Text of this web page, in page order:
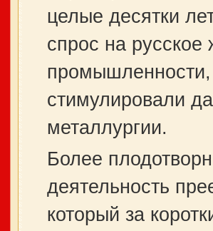
целые десятки
спрос на русское
стимулировали
металлургии.
Более
деятельность
который за